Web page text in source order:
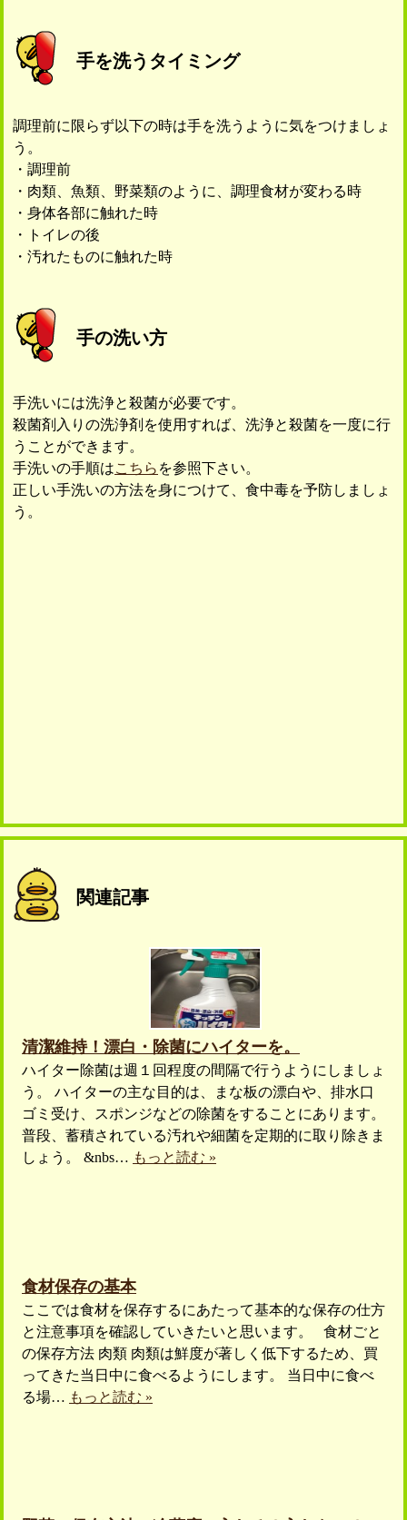
手を洗うタイミング
調理前に限らず以下の時は手を洗うように気をつけましょ
う。
・調理前
・肉類、魚類、野菜類のように、調理食材が変わる時
・身体各部に触れた時
・トイレの後
・汚れたものに触れた時
手の洗い方
手洗いには洗浄と殺菌が必要です。
殺菌剤入りの洗浄剤を使用すれば、洗浄と殺菌を一度に行
うことができます。
手洗いの手順はこちら を参照下さい。
正しい手洗いの方法を身につけて、食中毒を予防しましょ
う。
関連記事
清潔維持！漂白・除菌にハイターを。
ハイター除菌は週１回程度の間隔で行うようにしましょ
う。 ハイターの主な目的は、まな板の漂白や、排水口
ゴミ受け、スポンジなどの除菌をすることにあります。
普段、蓄積されている汚れや細菌を定期的に取り除きま
しょう。 &nbs… もっと読む »
食材保存の基本
ここでは食材を保存するにあたって基本的な保存の仕方
と注意事項を確認していきたいと思います。 食材ごと
の保存方法 肉類 肉類は鮮度が著しく低下するため、買
ってきた当日中に食べるようにします。 当日中に食べ
る場… もっと読む »